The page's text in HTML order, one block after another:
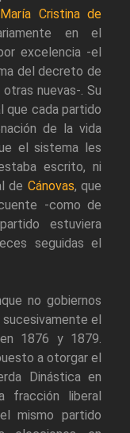
María Cristina de
en el
excelencia -el
del decreto de
nuevas-. Su
que cada partido
de la vida
el sistema les
escrito, ni
de Cánovas, que
-como de
estuviera
seguidas el
no gobiernos
el
1876 y 1879.
a otorgar el
Dinástica en
fracción liberal
mismo partido